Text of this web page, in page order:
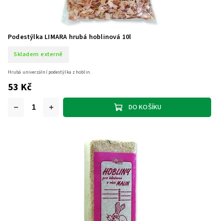
Podestýlka LIMARA hrubá hoblinová 10l
Skladem externě
53 Kč
DO KOŠÍKU
Hrubá univerzální podestýlka z hoblin.